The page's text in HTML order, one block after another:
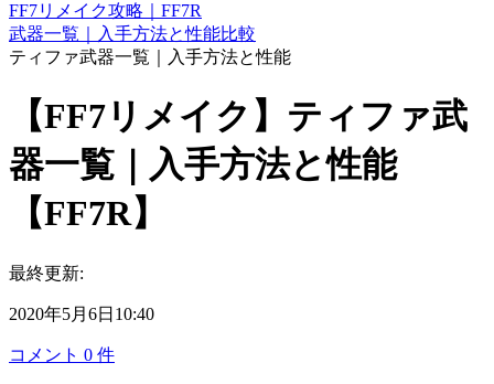
FF7リメイク攻略｜FF7R
武器一覧｜入手方法と性能比較
ティファ武器一覧｜入手方法と性能
【FF7リメイク】ティファ武
器一覧｜入手方法と性能
【FF7R】
最終更新:
2020年5月6日10:40
コメント 0 件